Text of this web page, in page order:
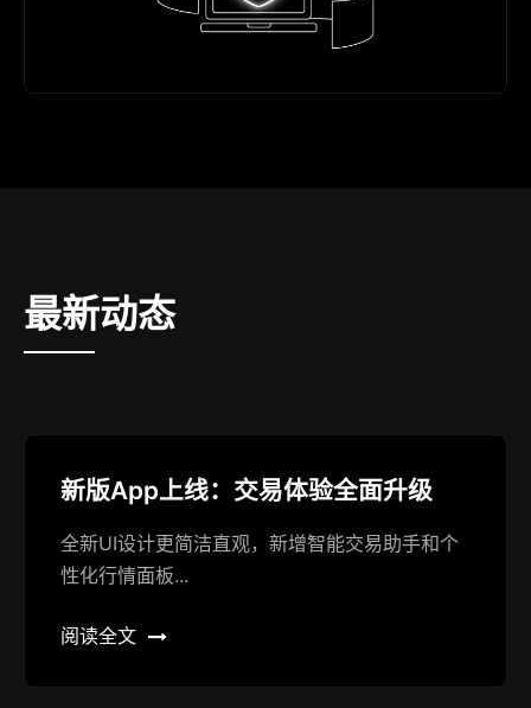
最新动态
新版App上线：交易体验全面升级
全新UI设计更简洁直观，新增智能交易助手和个
性化行情面板...
阅读全文